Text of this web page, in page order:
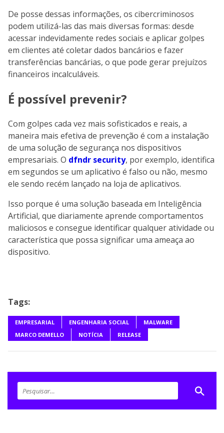
De posse dessas informações, os cibercriminosos
podem utilizá-las das mais diversas formas: desde
acessar indevidamente redes sociais e aplicar golpes
em clientes até coletar dados bancários e fazer
transferências bancárias, o que pode gerar prejuízos
financeiros incalculáveis.
É possível prevenir?
Com golpes cada vez mais sofisticados e reais, a
maneira mais efetiva de prevenção é com a instalação
de uma solução de segurança nos dispositivos
empresariais. O dfndr security, por exemplo, identifica
em segundos se um aplicativo é falso ou não, mesmo
ele sendo recém lançado na loja de aplicativos.
Isso porque é uma solução baseada em Inteligência
Artificial, que diariamente aprende comportamentos
maliciosos e consegue identificar qualquer atividade ou
característica que possa significar uma ameaça ao
dispositivo.
Tags:
EMPRESARIAL ENGENHARIA SOCIAL
MALWARE
MARCO DEMELLO
NOTÍCIA RELEASE